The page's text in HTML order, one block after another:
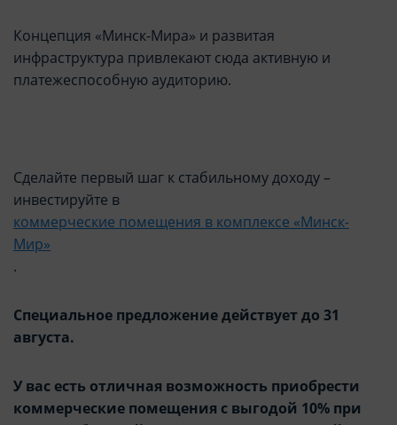
Концепция «Минск-Мира» и развитая
инфраструктура привлекают сюда активную и
платежеспособную аудиторию.
Сделайте первый шаг к стабильному доходу –
инвестируйте в
коммерческие помещения в комплексе «Минск-
Мир»
.
Специальное предложение действует до 31
августа.
У вас есть отличная возможность приобрести
коммерческие помещения с выгодой 10% при